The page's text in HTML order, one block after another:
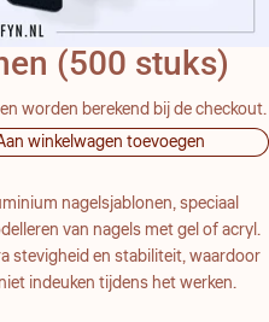
(500 stuks)
worden berekend bij de checkout.
winkelwagen toevoegen
nagelsjablonen, speciaal
van nagels met gel of acryl.
stevigheid en stabiliteit, waardoor
indeuken tijdens het werken.